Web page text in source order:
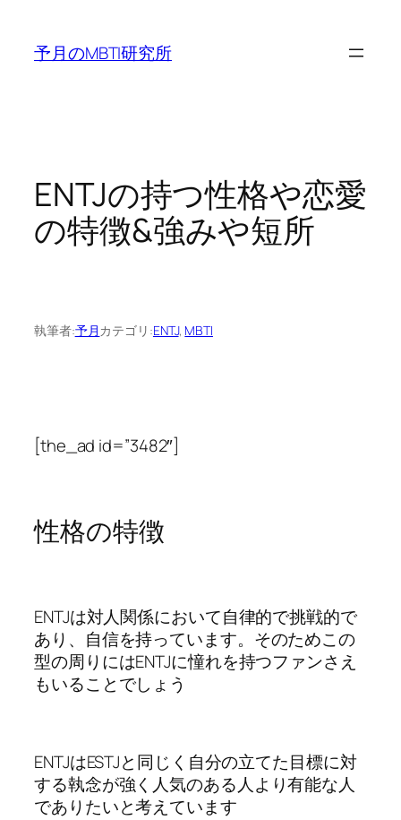
予月のMBTI研究所
ENTJの持つ性格や恋愛
の特徴&強みや短所
執筆者:予月 カテゴリ:ENTJ, MBTI
[the_ad id=”3482″]
性格の特徴
ENTJは対人関係において自律的で挑戦的で
あり、自信を持っています。そのためこの
型の周りにはENTJに憧れを持つファンさえ
もいることでしょう
ENTJはESTJと同じく自分の立てた目標に対
する執念が強く人気のある人より有能な人
でありたいと考えています